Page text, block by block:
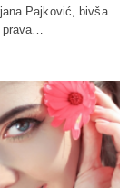
Pajković, bivša